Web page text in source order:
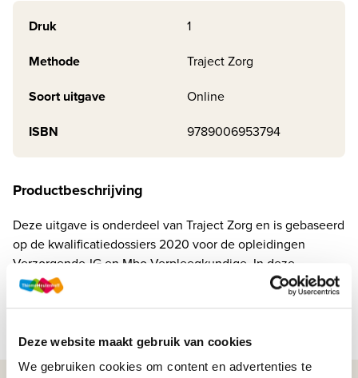
Deze website maakt gebruik van cookies
We gebruiken cookies om content en advertenties te
Druk
1
Methode
Traject Zorg
Soort uitgave
Online
ISBN
9789006953794
Productbeschrijving
Deze uitgave is onderdeel van Traject Zorg en is gebaseerd
op de kwalificatiedossiers 2020 voor de opleidingen
Verzorgende-IG en Mbo-Verpleegkundige. In deze
kwalificatiedossiers hebben de CanMEDS-rollen en tec...